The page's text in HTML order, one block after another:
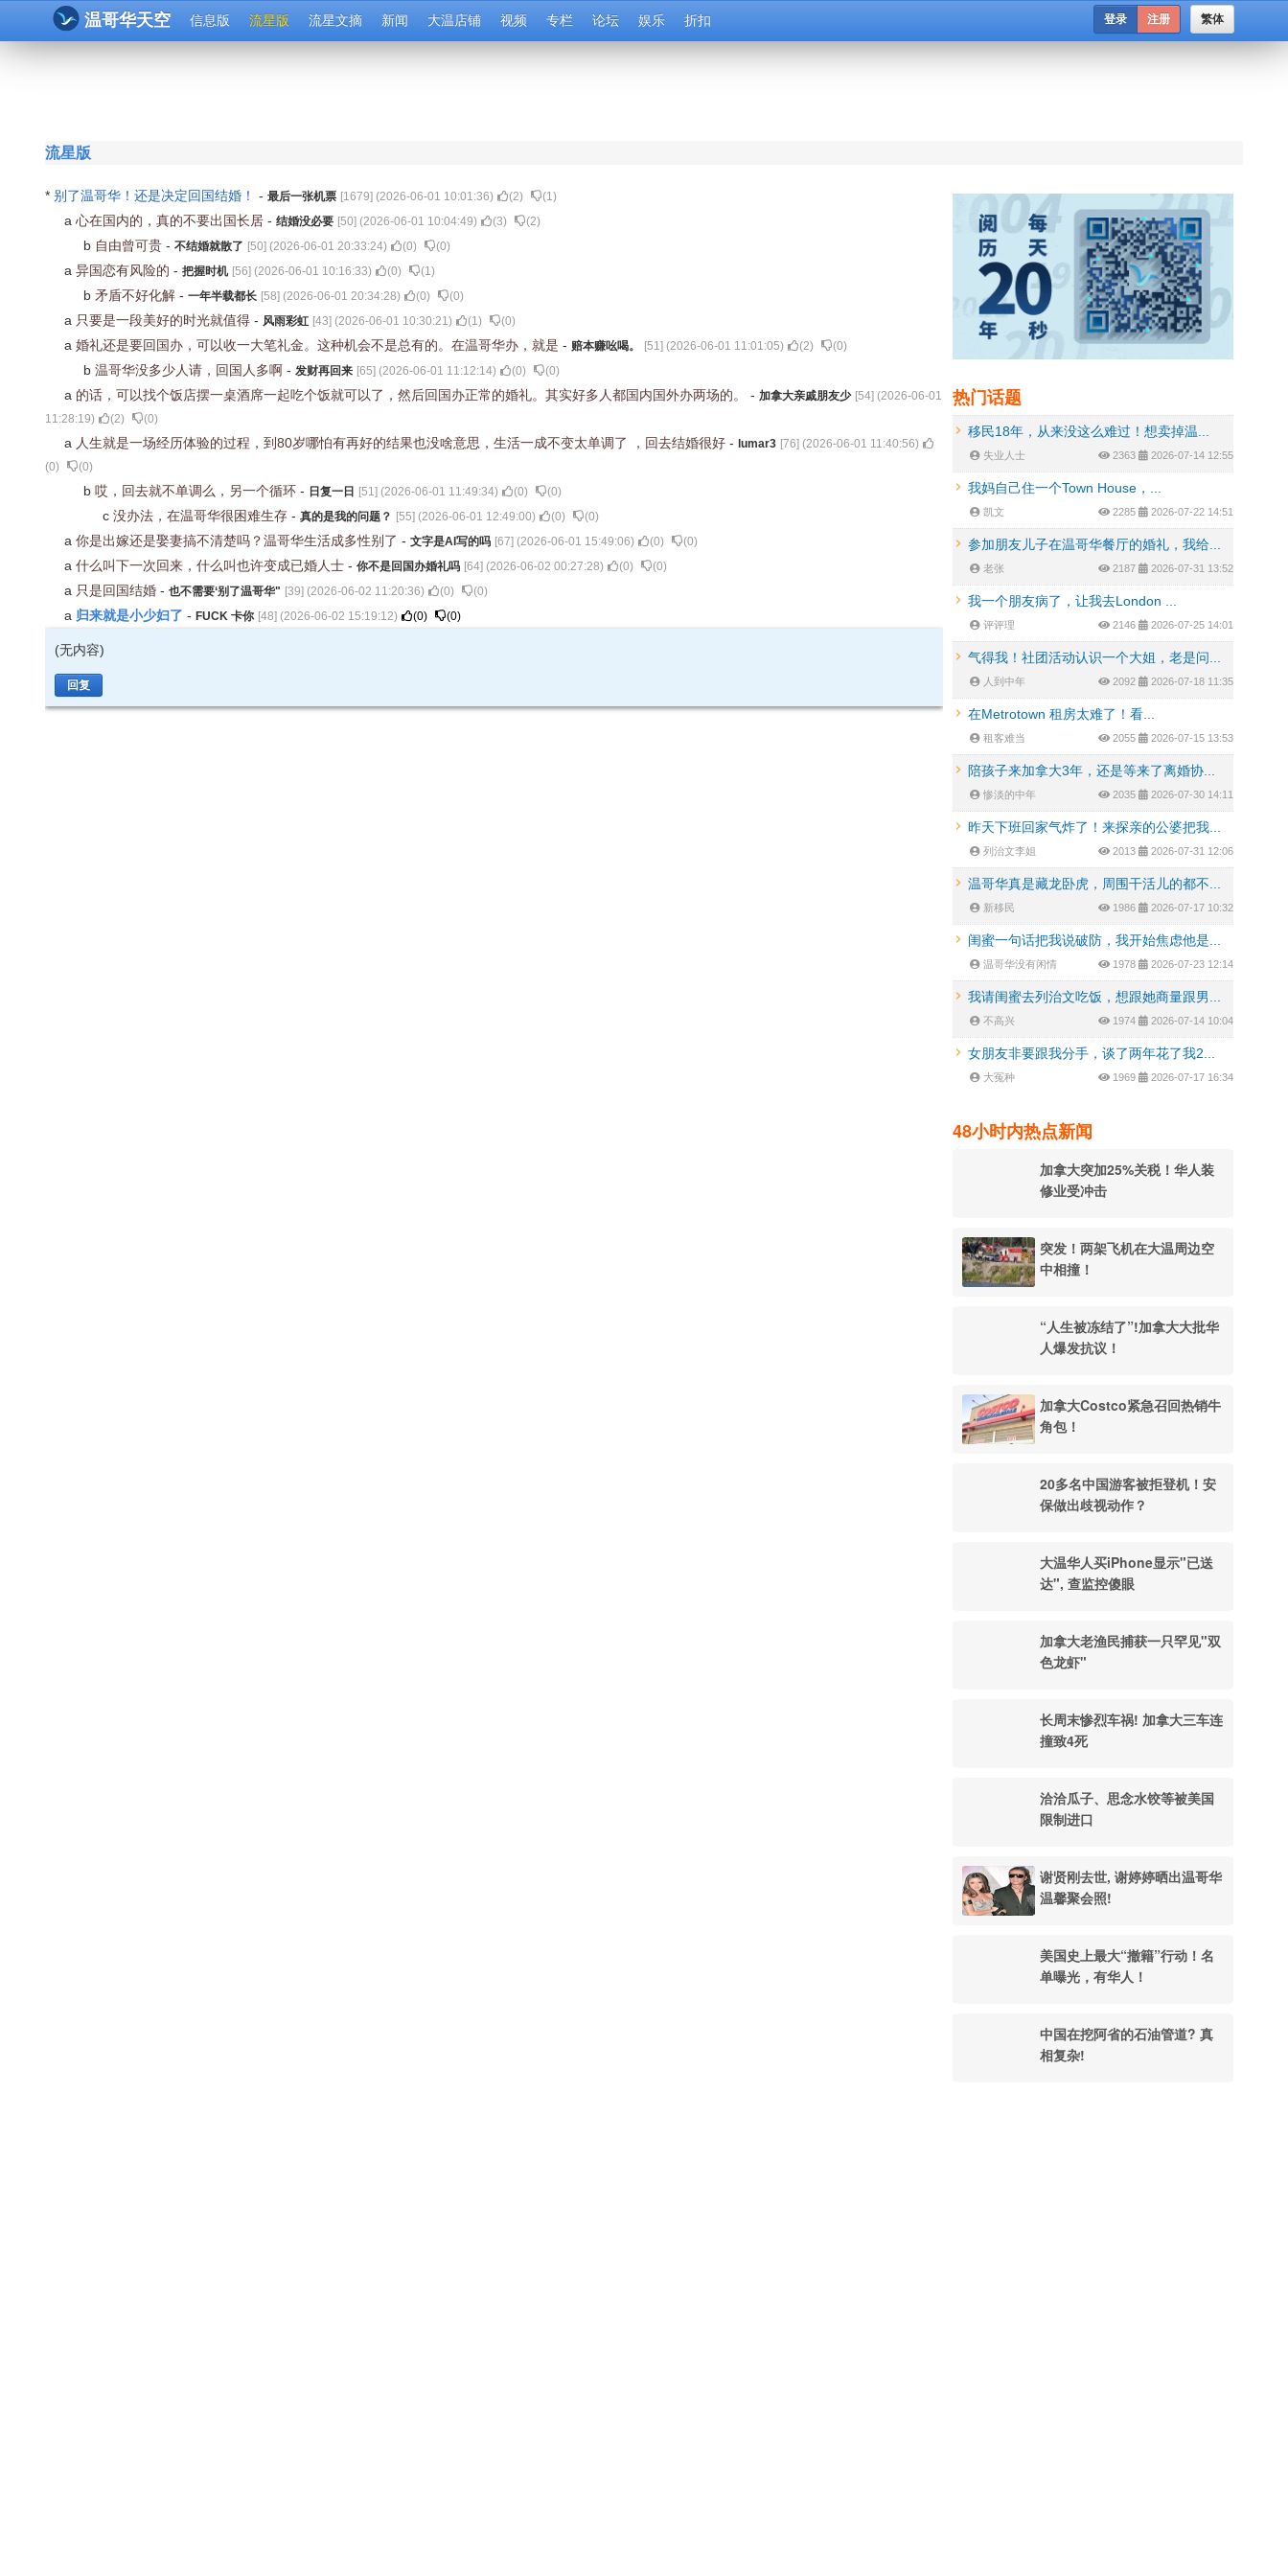
温哥华天空 信息版 流星版 流星文摘 新闻 大温店铺 视频 专栏 论坛 娱乐 折扣 繁体
登录 注册
流星版
* 别了温哥华！还是决定回国结婚！ - 最后一张机票 [1679] (2026-06-01 10:01:36) (2) (1)
a 心在国内的，真的不要出国长居 - 结婚没必要 [50] (2026-06-01 10:04:49) (3) (2)
b 自由曾可贵 - 不结婚就散了 [50] (2026-06-01 20:33:24) (0) (0)
a 异国恋有风险的 - 把握时机 [56] (2026-06-01 10:16:33) (0) (1)
b 矛盾不好化解 - 一年半载都长 [58] (2026-06-01 20:34:28) (0) (0)
a 只要是一段美好的时光就值得 - 风雨彩虹 [43] (2026-06-01 10:30:21) (1) (0)
a 婚礼还是要回国办，可以收一大笔礼金。这种机会不是总有的。在温哥华办，就是 - 赔本赚吆喝。 [51] (2026-06-01 11:01:05) (2) (0)
b 温哥华没多少人请，回国人多啊 - 发财再回来 [65] (2026-06-01 11:12:14) (0) (0)
a 的话，可以找个饭店摆一桌酒席一起吃个饭就可以了，然后回国办正常的婚礼。其实好多人都国内国外办两场的。 - 加拿大亲戚朋友少 [54] (2026-06-01
11:28:19) (2) (0)
a 人生就是一场经历体验的过程，到80岁哪怕有再好的结果也没啥意思，生活一成不变太单调了 ，回去结婚很好 - lumar3 [76] (2026-06-01 11:40:56)
(0) (0)
b 哎，回去就不单调么，另一个循环 - 日复一日 [51] (2026-06-01 11:49:34) (0) (0)
c 没办法，在温哥华很困难生存 - 真的是我的问题？ [55] (2026-06-01 12:49:00) (0) (0)
a 你是出嫁还是娶妻搞不清楚吗？温哥华生活成多性别了 - 文字是AI写的吗 [67] (2026-06-01 15:49:06) (0) (0)
a 什么叫下一次回来，什么叫也许变成已婚人士 - 你不是回国办婚礼吗 [64] (2026-06-02 00:27:28) (0) (0)
a 只是回国结婚 - 也不需要‘别了温哥华" [39] (2026-06-02 11:20:36) (0) (0)
a 归来就是小少妇了 - FUCK 卡你 [48] (2026-06-02 15:19:12) (0) (0)
(无内容)
回复
热门话题
移民18年，从来没这么难过！想卖掉温...
失业人士 2363 2026-07-14 12:55
我妈自己住一个Town House，...
凯文 2285 2026-07-22 14:51
参加朋友儿子在温哥华餐厅的婚礼，我给...
老张 2187 2026-07-31 13:52
我一个朋友病了，让我去London ...
评评理 2146 2026-07-25 14:01
气得我！社团活动认识一个大姐，老是问...
人到中年 2092 2026-07-18 11:35
在Metrotown 租房太难了！看...
租客难当 2055 2026-07-15 13:53
陪孩子来加拿大3年，还是等来了离婚协...
惨淡的中年 2035 2026-07-30 14:11
昨天下班回家气炸了！来探亲的公婆把我...
列治文李姐 2013 2026-07-31 12:06
温哥华真是藏龙卧虎，周围干活儿的都不...
新移民 1986 2026-07-17 10:32
闺蜜一句话把我说破防，我开始焦虑他是...
温哥华没有闲情 1978 2026-07-23 12:14
我请闺蜜去列治文吃饭，想跟她商量跟男...
不高兴 1974 2026-07-14 10:04
女朋友非要跟我分手，谈了两年花了我2...
大冤种 1969 2026-07-17 16:34
48小时内热点新闻
加拿大突加25%关税！华人装
修业受冲击
突发！两架飞机在大温周边空
中相撞！
“人生被冻结了”!加拿大大批华
人爆发抗议！
加拿大Costco紧急召回热销牛
角包！
20多名中国游客被拒登机！安
保做出歧视动作？
大温华人买iPhone显示"已送
达", 查监控傻眼
加拿大老渔民捕获一只罕见"双
色龙虾"
长周末惨烈车祸! 加拿大三车连
撞致4死
洽洽瓜子、思念水饺等被美国
限制进口
谢贤刚去世, 谢婷婷晒出温哥华
温馨聚会照!
美国史上最大“撤籍”行动！名
单曝光，有华人！
中国在挖阿省的石油管道? 真
相复杂!